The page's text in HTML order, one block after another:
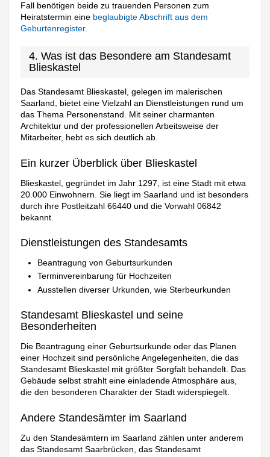
Fall benötigen beide zu trauenden Personen zum
Heiratstermin eine beglaubigte Abschrift aus dem
Geburtenregister.
4. Was ist das Besondere am Standesamt
Blieskastel
Das Standesamt Blieskastel, gelegen im malerischen
Saarland, bietet eine Vielzahl an Dienstleistungen rund um
das Thema Personenstand. Mit seiner charmanten
Architektur und der professionellen Arbeitsweise der
Mitarbeiter, hebt es sich deutlich ab.
Ein kurzer Überblick über Blieskastel
Blieskastel, gegründet im Jahr 1297, ist eine Stadt mit etwa
20.000 Einwohnern. Sie liegt im Saarland und ist besonders
durch ihre Postleitzahl 66440 und die Vorwahl 06842
bekannt.
Dienstleistungen des Standesamts
Beantragung von Geburtsurkunden
Terminvereinbarung für Hochzeiten
Ausstellen diverser Urkunden, wie Sterbeurkunden
Standesamt Blieskastel und seine
Besonderheiten
Die Beantragung einer Geburtsurkunde oder das Planen
einer Hochzeit sind persönliche Angelegenheiten, die das
Standesamt Blieskastel mit größter Sorgfalt behandelt. Das
Gebäude selbst strahlt eine einladende Atmosphäre aus,
die den besonderen Charakter der Stadt widerspiegelt.
Andere Standesämter im Saarland
Zu den Standesämtern im Saarland zählen unter anderem
das Standesamt Saarbrücken, das Standesamt